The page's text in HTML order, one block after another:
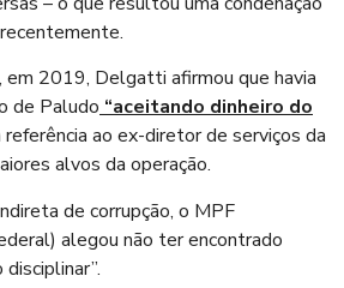
em 2019, Delgatti afirmou que havia
de Paludo“aceitando dinheiro do
referência ao ex-diretor de serviços da
alvos da operação.
de corrupção, o MPF
alegou não ter encontrado